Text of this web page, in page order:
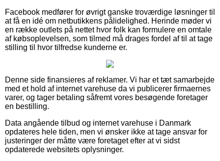
Facebook medfører for øvrigt ganske troværdige løsninger til
at få en idé om netbutikkens pålidelighed. Herinde møder vi
en række outlets på nettet hvor folk kan formulere en omtale
af købsoplevelsen, som tilmed må drages fordel af til at tage
stilling til hvor tilfredse kunderne er.
Denne side finansieres af reklamer. Vi har et tæt samarbejde
med et hold af internet varehuse da vi publicerer firmaernes
varer, og tager betaling såfremt vores besøgende foretager
en bestilling.
Data angående tilbud og internet varehuse i Danmark
opdateres hele tiden, men vi ønsker ikke at tage ansvar for
justeringer der måtte være foretaget efter at vi sidst
opdaterede websitets oplysninger.